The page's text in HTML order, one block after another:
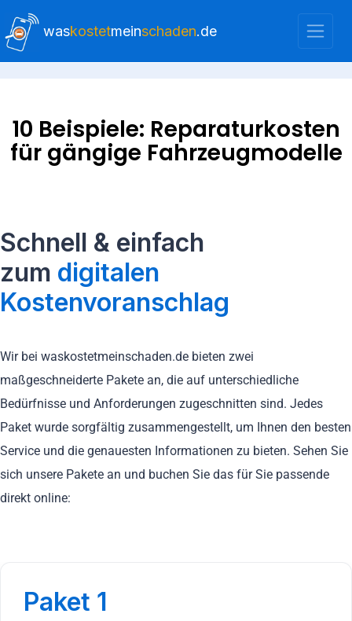
waskostetmeinschaden.de
10 Beispiele: Reparaturkosten
für gängige Fahrzeugmodelle
Schnell & einfach
zum digitalen
Kostenvoranschlag
Wir bei waskostetmeinschaden.de bieten zwei
maßgeschneiderte Pakete an, die auf unterschiedliche
Bedürfnisse und Anforderungen zugeschnitten sind. Jedes
Paket wurde sorgfältig zusammengestellt, um Ihnen den besten
Service und die genauesten Informationen zu bieten. Sehen Sie
sich unsere Pakete an und buchen Sie das für Sie passende
direkt online:
Paket 1